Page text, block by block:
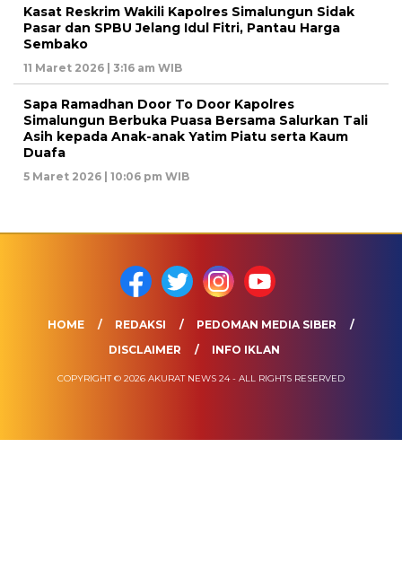
Kasat Reskrim Wakili Kapolres Simalungun Sidak
Pasar dan SPBU Jelang Idul Fitri, Pantau Harga
Sembako
11 Maret 2026 | 3:16 am WIB
Sapa Ramadhan Door To Door Kapolres
Simalungun Berbuka Puasa Bersama Salurkan Tali
Asih kepada Anak-anak Yatim Piatu serta Kaum
Duafa
5 Maret 2026 | 10:06 pm WIB
HOME REDAKSI
PEDOMAN MEDIA SIBER
DISCLAIMER
INFO IKLAN
COPYRIGHT © 2026 AKURAT NEWS 24 - ALL RIGHTS RESERVED